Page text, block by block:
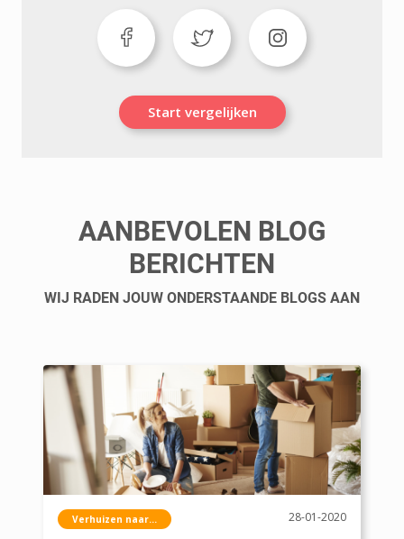
Start vergelijken
AANBEVOLEN BLOG
BERICHTEN
WIJ RADEN JOUW ONDERSTAANDE BLOGS AAN
Verhuizen naar... 28-01-2020